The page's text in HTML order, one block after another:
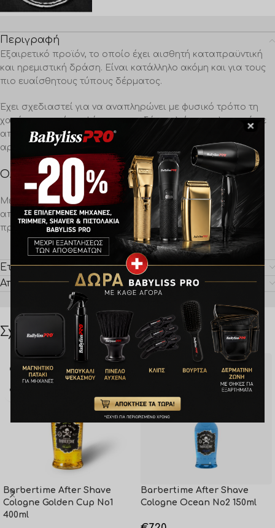
Περιγραφή
Εξαιρετικό προϊόν, το οποίο έχει αισθητή καταπραϋντική
και ηρεμιστική δράση. Είναι κατάλληλο ακόμη και για τους
πιο ευαίσθητους τύπους δέρματος.
Έχει σχεδιαστεί για να αναπληρώνει με φυσικό τρόπο τη
χαμένη υγρασία, αφήνοντας το δέρμα λείο και ελαστικό με
απαλό φινίρισμα χωρίς λάμψη. Φρέσκο, αρωματικό και
αρρενωπό.
ΟΔΗΓΙΕΣ ΕΦΑΡΜΟΓΗΣ
Μετά το ξύρισμα, ξεπλύνετε το πρόσωπο με νερό &
απλώστε μικρή ποσότητα κολώνιας After-Shave στο
πρόσωπο και το λαιμό για να καταπραΰνετε το δέρμα.
Εταιρία
Αποστολή & Πληρωμή
Σχετικά προϊόντα
Barbertime After Shave
Cologne Golden Cup No1
400ml
Barbertime After Shave
Cologne Ocean No2 150ml